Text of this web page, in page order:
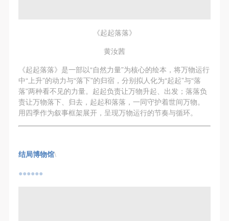
《起起落落》
黄汝茜
《起起落落》是一部以“自然力量”为核心的绘本，将万物运行
中“上升”的动力与“落下”的归宿，分别拟人化为“起起”与“落
落”两种看不见的力量。起起负责让万物升起、出发；落落负
责让万物落下、归去，起起和落落，一同守护着世间万物。
用四季作为叙事框架展开，呈现万物运行的节奏与循环。
结局博物馆\
●●●●●●